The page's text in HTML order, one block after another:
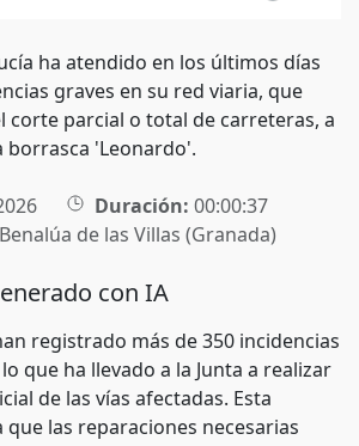
ha atendido en los últimos días
graves en su red viaria, que
corte parcial o total de carreteras, a
borrasca 'Leonardo'.
Duración: 00:00:37
Benalúa de las Villas (Granada)
con IA
registrado más de 350 incidencias
que ha llevado a la Junta a realizar
de las vías afectadas. Esta
que las reparaciones necesarias